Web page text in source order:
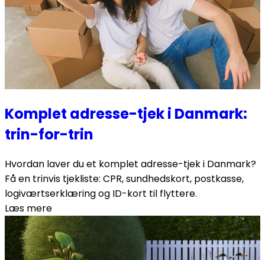
Komplet adresse-tjek i Danmark:
trin-for-trin
Hvordan laver du et komplet adresse-tjek i Danmark?
Få en trinvis tjekliste: CPR, sundhedskort, postkasse,
logiværtserklæring og ID-kort til flyttere.
Læs mere